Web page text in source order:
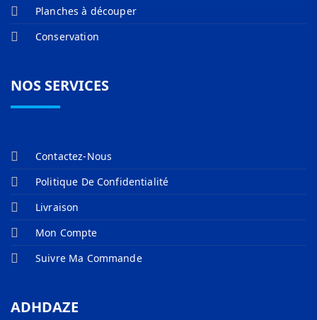
Planches à découper
Conservation
NOS SERVICES
Contactez-Nous
Politique De Confidentialité
Livraison
Mon Compte
Suivre Ma Commande
ADHDAZE